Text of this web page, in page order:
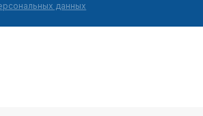
данных